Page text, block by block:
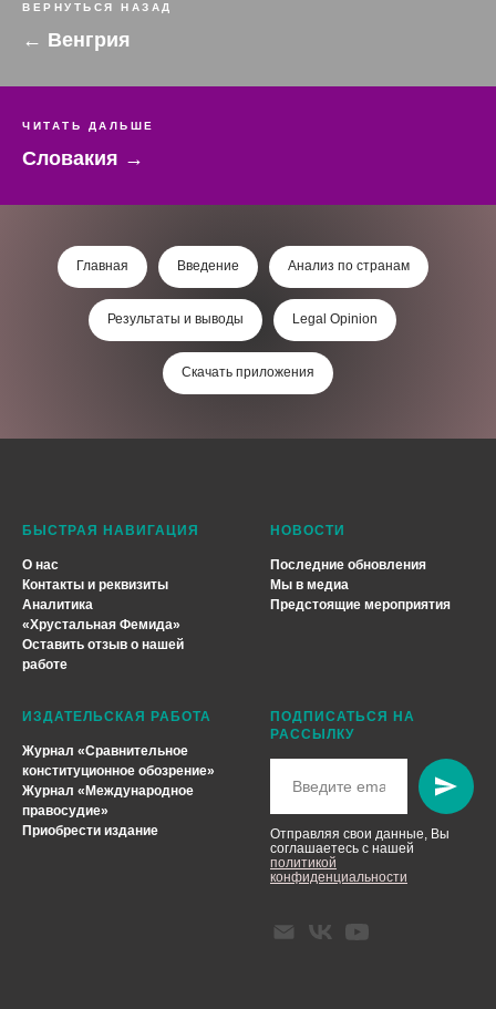
ВЕРНУТЬСЯ НАЗАД
← Венгрия
ЧИТАТЬ ДАЛЬШЕ
Словакия →
Главная Введение Анализ по странам
Результаты и выводы Legal Opinion
Скачать приложения
БЫСТРАЯ НАВИГАЦИЯ
О нас
Контакты и реквизиты
Аналитика
«Хрустальная Фемида»
Оставить отзыв о нашей
работе
НОВОСТИ
Последние обновления
Мы в медиа
Предстоящие мероприятия
ИЗДАТЕЛЬСКАЯ РАБОТА
Журнал «Сравнительное
конституционное обозрение»
Журнал «Международное
правосудие»
Приобрести издание
ПОДПИСАТЬСЯ НА
РАССЫЛКУ
Отправляя свои данные, Вы
соглашаетесь с нашей
политикой
конфиденциальности